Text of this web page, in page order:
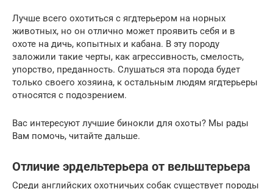
Лучше всего охотиться с ягдтерьером на норных
животных, но он отлично может проявить себя и в
охоте на дичь, копытных и кабана. В эту породу
заложили такие черты, как агрессивность, смелость,
упорство, преданность. Слушаться эта порода будет
только своего хозяина, к остальным людям ягдтерьеры
относятся с подозрением.
Вас интересуют лучшие бинокли для охоты? Мы рады
Вам помочь, читайте дальше.
Отличие эрдельтерьера от вельштерьера
Среди английских охотничьих собак существует породы